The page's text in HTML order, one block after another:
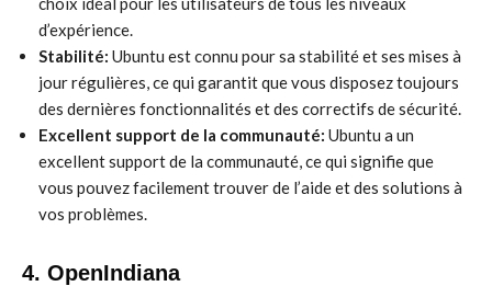
d’expérience.
Stabilité: Ubuntu est connu pour sa stabilité et ses mises à
jour régulières, ce qui garantit que vous disposez toujours
des dernières fonctionnalités et des correctifs de sécurité.
Excellent support de la communauté: Ubuntu a un
excellent support de la communauté, ce qui signifie que
vous pouvez facilement trouver de l’aide et des solutions à
vos problèmes.
4. OpenIndiana